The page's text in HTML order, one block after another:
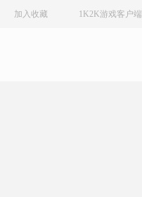
加入收藏 1K2K游戏客户端